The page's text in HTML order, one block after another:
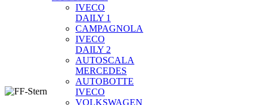
IVECO
DAILY 1
CAMPAGNOLA
IVECO
DAILY 2
AUTOSCALA
MERCEDES
AUTOBOTTE
IVECO
VOLKSWAGEN